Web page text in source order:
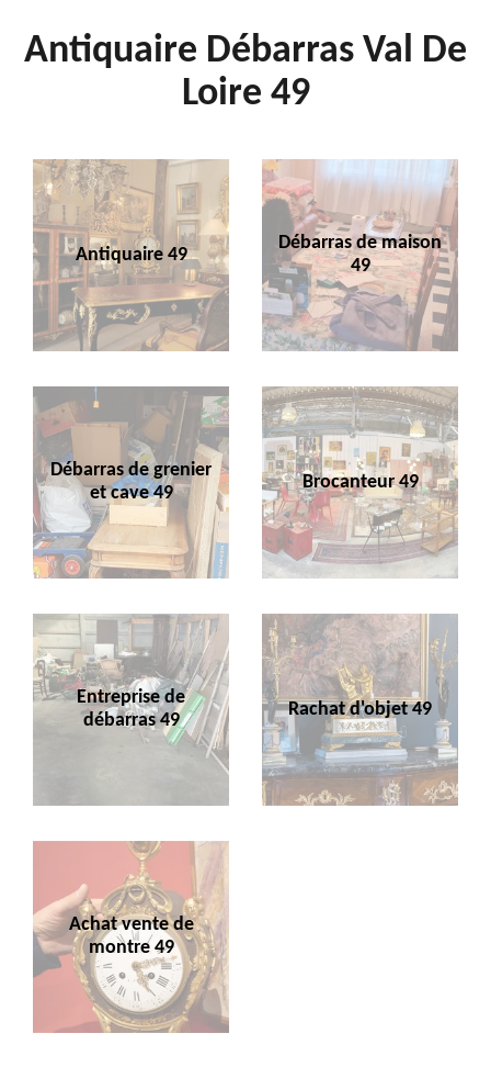
Antiquaire Débarras Val De
Loire 49
Antiquaire 49
Débarras de maison
49
Débarras de grenier
et cave 49
Brocanteur 49
Entreprise de
débarras 49
Rachat d'objet 49
Achat vente de
montre 49